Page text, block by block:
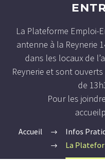
La Plateforme Emploi-
antenne à la Reynerie
dans les locaux de
Reynerie et sont
de
Pour les
Accueil Infos
La